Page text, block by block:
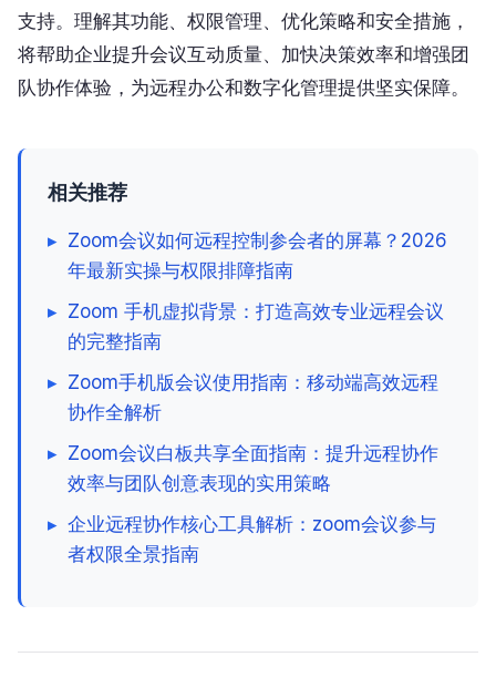
支持。理解其功能、权限管理、优化策略和安全措施，
将帮助企业提升会议互动质量、加快决策效率和增强团
队协作体验，为远程办公和数字化管理提供坚实保障。
相关推荐
▸ Zoom会议如何远程控制参会者的屏幕？2026
年最新实操与权限排障指南
▸ Zoom 手机虚拟背景：打造高效专业远程会议
的完整指南
▸ Zoom手机版会议使用指南：移动端高效远程
协作全解析
▸ Zoom会议白板共享全面指南：提升远程协作
效率与团队创意表现的实用策略
▸ 企业远程协作核心工具解析：zoom会议参与
者权限全景指南